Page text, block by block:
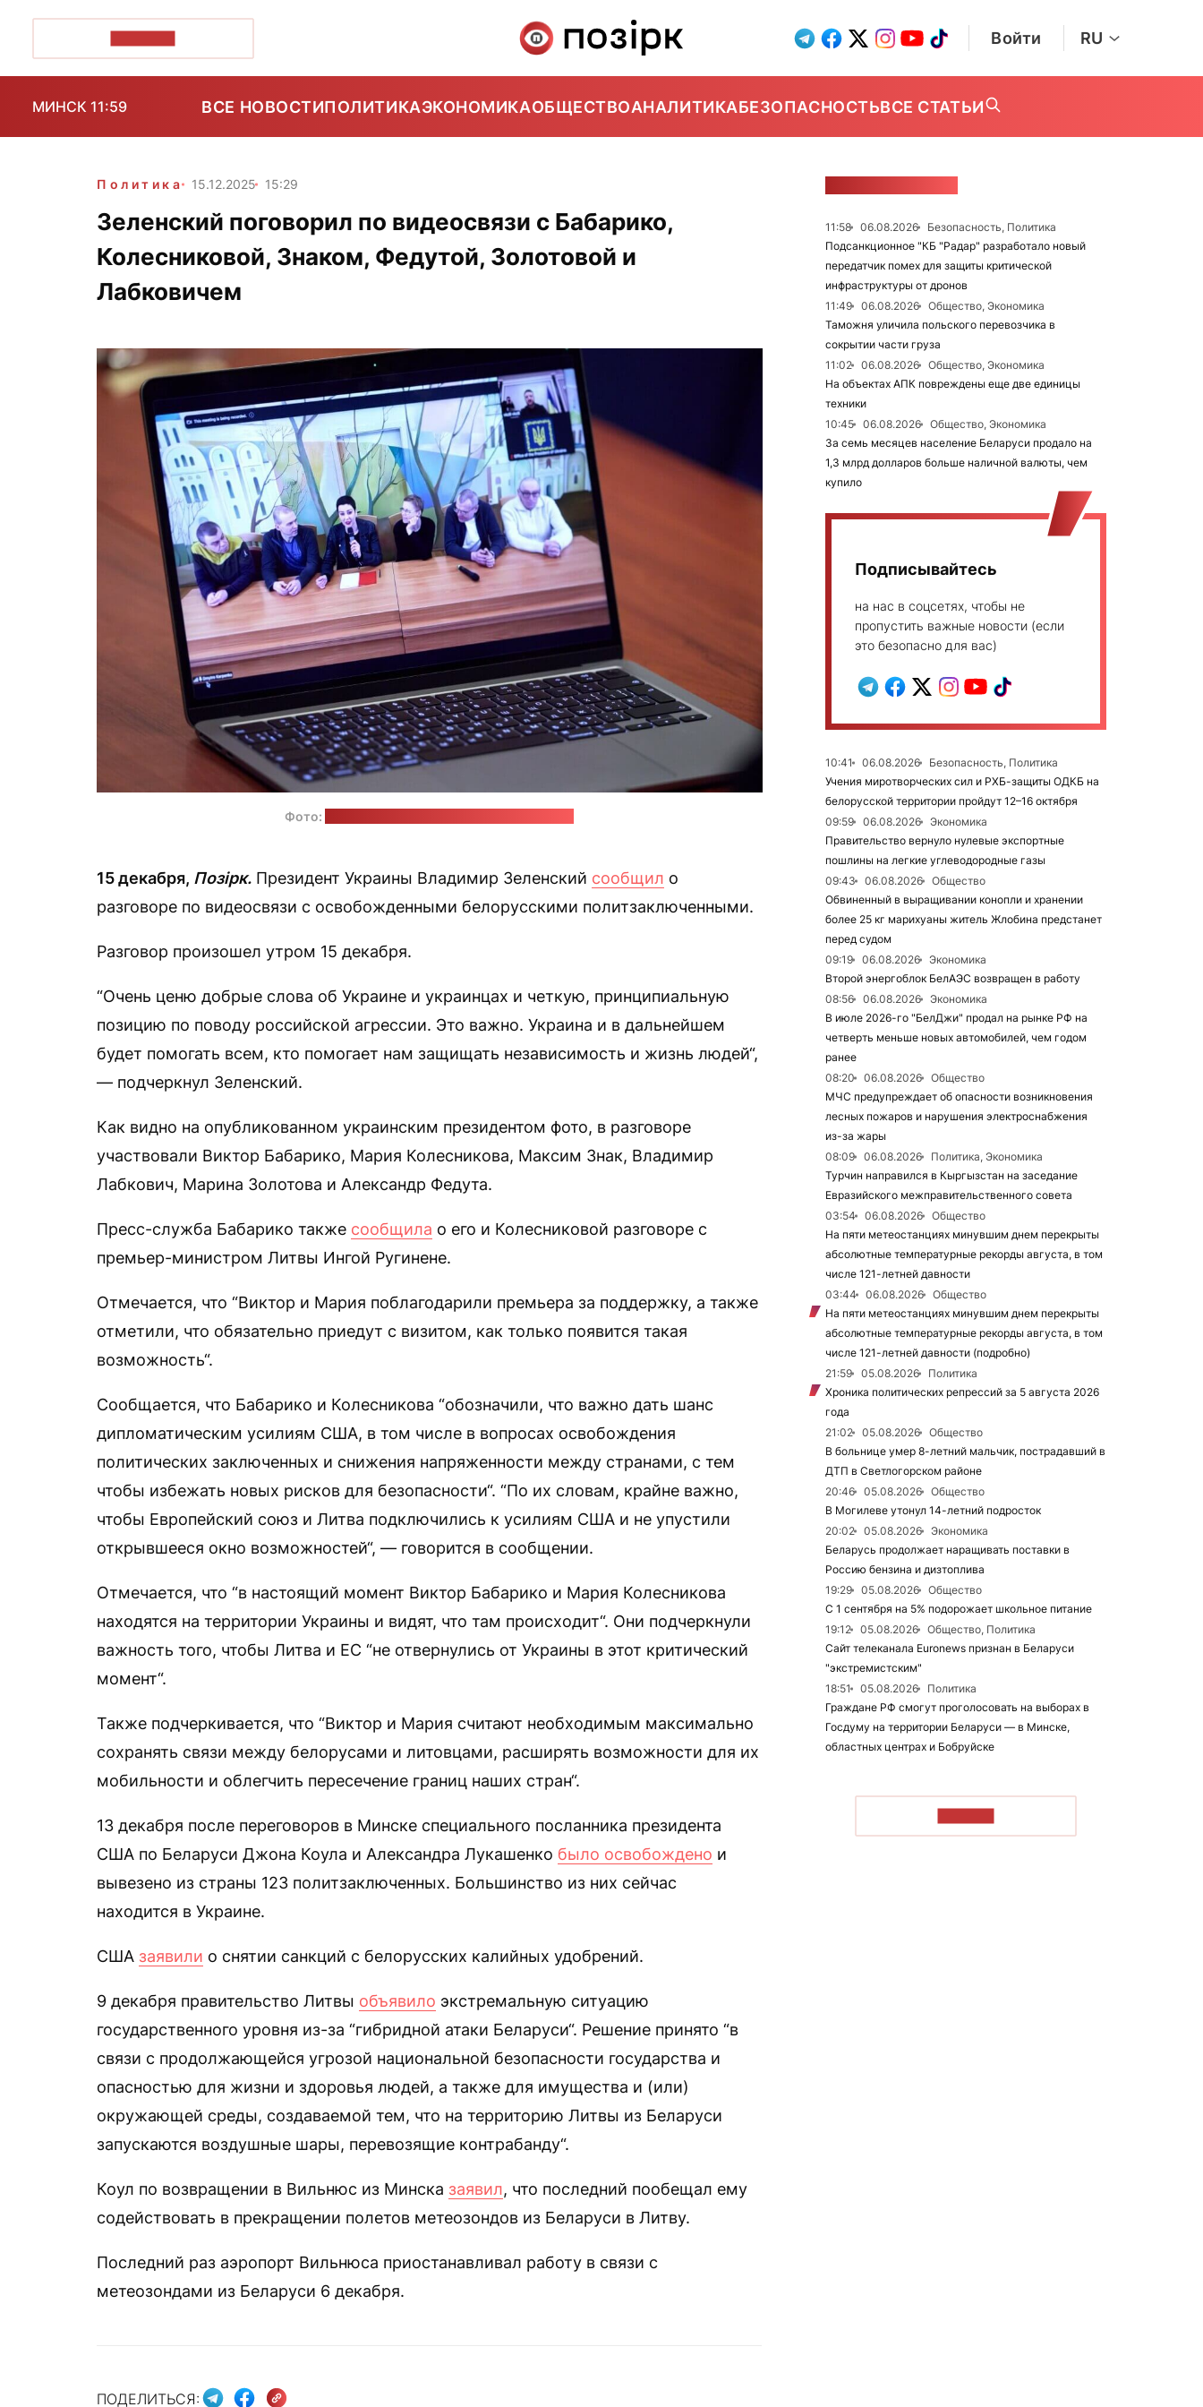
Войти RU
МИНСК 11:59 ВСЕ НОВОСТИПОЛИТИКАЭКОНОМИКАОБЩЕСТВОАНАЛИТИКАБЕЗОПАСНОСТЬВСЕ СТАТЬИ
Политика 15.12.2025 15:29
Зеленский поговорил по видеосвязи с Бабарико,
Колесниковой, Знаком, Федутой, Золотовой и
Лабковичем
Фото:
15 декабря, Позірк. Президент Украины Владимир Зеленский сообщил о
разговоре по видеосвязи с освобожденными белорусскими политзаключенными.
Разговор произошел утром 15 декабря.
“Очень ценю добрые слова об Украине и украинцах и четкую, принципиальную
позицию по поводу российской агрессии. Это важно. Украина и в дальнейшем
будет помогать всем, кто помогает нам защищать независимость и жизнь людей“,
— подчеркнул Зеленский.
Как видно на опубликованном украинским президентом фото, в разговоре
участвовали Виктор Бабарико, Мария Колесникова, Максим Знак, Владимир
Лабкович, Марина Золотова и Александр Федута.
Пресс-служба Бабарико также сообщила о его и Колесниковой разговоре с
премьер-министром Литвы Ингой Ругинене.
Отмечается, что “Виктор и Мария поблагодарили премьера за поддержку, а также
отметили, что обязательно приедут с визитом, как только появится такая
возможность“.
Сообщается, что Бабарико и Колесникова “обозначили, что важно дать шанс
дипломатическим усилиям США, в том числе в вопросах освобождения
политических заключенных и снижения напряженности между странами, с тем
чтобы избежать новых рисков для безопасности“. “По их словам, крайне важно,
чтобы Европейский союз и Литва подключились к усилиям США и не упустили
открывшееся окно возможностей“, — говорится в сообщении.
Отмечается, что “в настоящий момент Виктор Бабарико и Мария Колесникова
находятся на территории Украины и видят, что там происходит“. Они подчеркнули
важность того, чтобы Литва и ЕС “не отвернулись от Украины в этот критический
момент“.
Также подчеркивается, что “Виктор и Мария считают необходимым максимально
сохранять связи между белорусами и литовцами, расширять возможности для их
мобильности и облегчить пересечение границ наших стран“.
13 декабря после переговоров в Минске специального посланника президента
США по Беларуси Джона Коула и Александра Лукашенко было освобождено и
вывезено из страны 123 политзаключенных. Большинство из них сейчас
находится в Украине.
США заявили о снятии санкций с белорусских калийных удобрений.
9 декабря правительство Литвы объявило экстремальную ситуацию
государственного уровня из-за “гибридной атаки Беларуси“. Решение принято “в
связи с продолжающейся угрозой национальной безопасности государства и
опасностью для жизни и здоровья людей, а также для имущества и (или)
окружающей среды, создаваемой тем, что на территорию Литвы из Беларуси
запускаются воздушные шары, перевозящие контрабанду“.
Коул по возвращении в Вильнюс из Минска заявил, что последний пообещал ему
содействовать в прекращении полетов метеозондов из Беларуси в Литву.
Последний раз аэропорт Вильнюса приостанавливал работу в связи с
метеозондами из Беларуси 6 декабря.
ПОДЕЛИТЬСЯ:
11:58 06.08.2026
Безопасность, Политика
Подсанкционное "КБ "Радар" разработало новый
передатчик помех для защиты критической
инфраструктуры от дронов
11:49
06.08.2026
Общество, Экономика
Таможня уличила польского перевозчика в
сокрытии части груза
11:02
06.08.2026
Общество, Экономика
На объектах АПК повреждены еще две единицы
техники
10:45
06.08.2026
Общество, Экономика
За семь месяцев население Беларуси продало на
1,3 млрд долларов больше наличной валюты, чем
купило
Подписывайтесь
на нас в соцсетях, чтобы не
пропустить важные новости (если
это безопасно для вас)
10:41 06.08.2026
Безопасность, Политика
Учения миротворческих сил и РХБ-защиты ОДКБ на
белорусской территории пройдут 12–16 октября
09:59
06.08.2026
Экономика
Правительство вернуло нулевые экспортные
пошлины на легкие углеводородные газы
09:43
06.08.2026
Общество
Обвиненный в выращивании конопли и хранении
более 25 кг марихуаны житель Жлобина предстанет
перед судом
09:19
06.08.2026
Экономика
Второй энергоблок БелАЭС возвращен в работу
08:56
06.08.2026
Экономика
В июле 2026-го "БелДжи" продал на рынке РФ на
четверть меньше новых автомобилей, чем годом
ранее
08:20
06.08.2026
Общество
МЧС предупреждает об опасности возникновения
лесных пожаров и нарушения электроснабжения
из-за жары
08:09
06.08.2026
Политика, Экономика
Турчин направился в Кыргызстан на заседание
Евразийского межправительственного совета
03:54
06.08.2026
Общество
На пяти метеостанциях минувшим днем перекрыты
абсолютные температурные рекорды августа, в том
числе 121-летней давности
03:44
06.08.2026
Общество
На пяти метеостанциях минувшим днем перекрыты
абсолютные температурные рекорды августа, в том
числе 121-летней давности (подробно)
21:59
05.08.2026
Политика
Хроника политических репрессий за 5 августа 2026
года
21:02
05.08.2026
Общество
В больнице умер 8-летний мальчик, пострадавший в
ДТП в Светлогорском районе
20:46
05.08.2026
Общество
В Могилеве утонул 14-летний подросток
20:02
05.08.2026
Экономика
Беларусь продолжает наращивать поставки в
Россию бензина и дизтоплива
19:29
05.08.2026
Общество
С 1 сентября на 5% подорожает школьное питание
19:12
05.08.2026
Общество, Политика
Сайт телеканала Euronews признан в Беларуси
"экстремистским"
18:51
05.08.2026
Политика
Граждане РФ смогут проголосовать на выборах в
Госдуму на территории Беларуси — в Минске,
областных центрах и Бобруйске